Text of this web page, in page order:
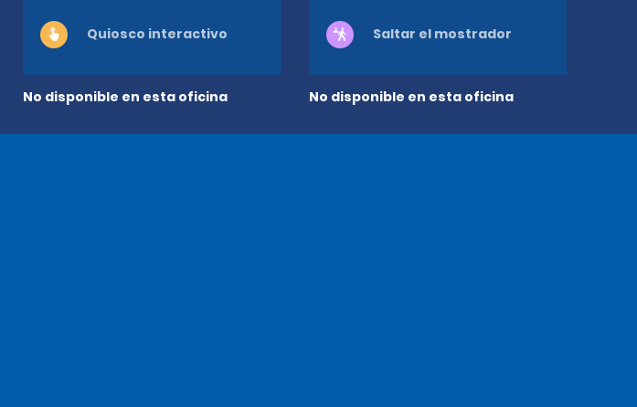
No disponible en esta oficina
Quiosco interactivo
No disponible en esta oficina
Saltar el mostrador